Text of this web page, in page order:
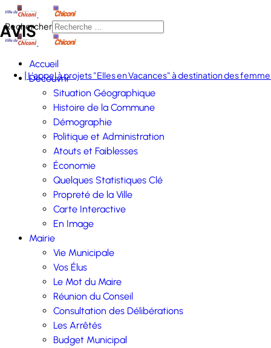
Rechercher
Accueil
Découvrir
Situation Géographique
Histoire de la Commune
Démographie
Politique et Administration
Atouts et Faiblesses
Économie
Quelques Statistiques Clé
Propreté de la Ville
Carte Interactive
En Image
Mairie
Vie Municipale
Vos Élus
Le Mot du Maire
Réunion du Conseil
Consultation des Délibérations
Les Arrêtés
Budget Municipal
AVIS
| L'appel à projets "Elles en Vacances" à destination des